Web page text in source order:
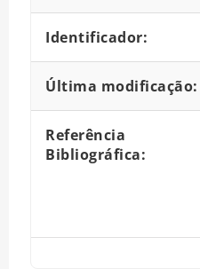
Identificador:
Última modificação:
Referência
Bibliográfica: